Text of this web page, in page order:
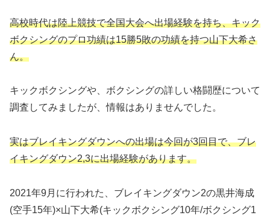
高校時代は陸上競技で全国大会へ出場経験を持ち、キック
ボクシングのプロ功績は15勝5敗の功績を持つ山下大希さ
ん。
キックボクシングや、ボクシングの詳しい格闘歴について
調査してみましたが、情報はありませんでした。
実はブレイキングダウンへの出場は今回が3回目で、ブレ
イキングダウン2,3に出場経験があります。
2021年9月に行われた、ブレイキングダウン2の黒井海成
(空手15年)×山下大希(キックボクシング10年/ボクシング1